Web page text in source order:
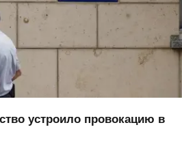
устроило провокацию в